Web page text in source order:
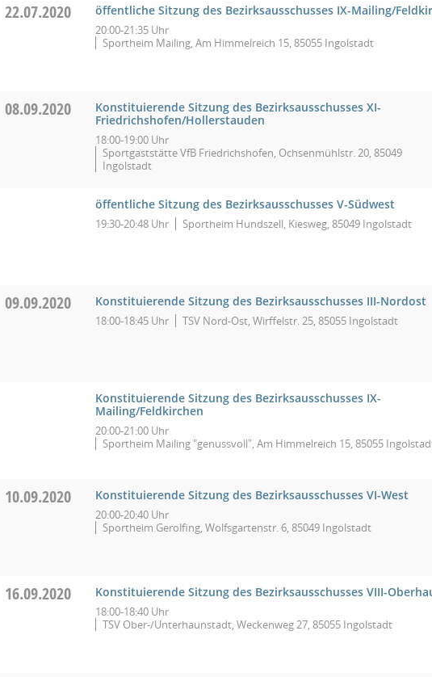
22.07.2020 öffentliche Sitzung des Bezirksausschusses IX-Mailing/
20:00-21:35 Uhr
Sportheim Mailing, Am Himmelreich 15, 85055 Ingolstadt
08.09.2020
Konstituierende Sitzung des Bezirksausschusses XI-
Friedrichshofen/Hollerstauden
18:00-19:00 Uhr
Sportgaststätte VfB Friedrichshofen, Ochsenmühlstr. 20, 85049
Ingolstadt
öffentliche Sitzung des Bezirksausschusses V-Südwest
19:30-20:48 Uhr Sportheim Hundszell, Kiesweg, 85049 Ingolstadt
09.09.2020 Konstituierende Sitzung des Bezirksausschusses III-Nordost
18:00-18:45 Uhr TSV Nord-Ost, Wirffelstr. 25, 85055 Ingolstadt
Konstituierende Sitzung des Bezirksausschusses IX-
Mailing/Feldkirchen
20:00-21:00 Uhr
Sportheim Mailing "genussvoll", Am Himmelreich 15, 85055
10.09.2020 Konstituierende Sitzung des Bezirksausschusses VI-West
20:00-20:40 Uhr
Sportheim Gerolfing, Wolfsgartenstr. 6, 85049 Ingolstadt
16.09.2020 Konstituierende Sitzung des Bezirksausschusses VIII-
18:00-18:40 Uhr
TSV Ober-/Unterhaunstadt, Weckenweg 27, 85055 Ingolstadt